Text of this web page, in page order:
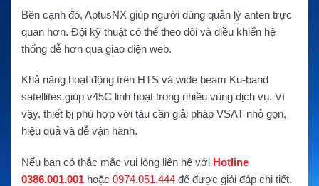
Bên cạnh đó, AptusNX giúp người dùng quản lý anten trực
quan hơn. Đội kỹ thuật có thể theo dõi và điều khiển hệ
thống dễ hơn qua giao diện web.
Khả năng hoạt động trên HTS và wide beam Ku-band
satellites giúp v45C linh hoạt trong nhiều vùng dịch vụ. Vì
vậy, thiết bị phù hợp với tàu cần giải pháp VSAT nhỏ gọn,
hiệu quả và dễ vận hành.
Nếu bạn có thắc mắc vui lòng liên hệ với Hotline
0386.001.001 hoặc 0974.051.444 để được giải đáp chi tiết.